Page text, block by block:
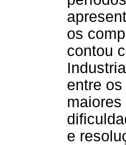
os
contou
entre
e